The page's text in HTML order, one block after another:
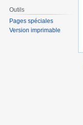
Outils
Pages spéciales
Version imprimable